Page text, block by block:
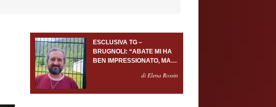
ESCLUSIVA TG –
BRUGNOLI: “ABATE MI HA
BEN IMPRESSIONATO, MA
PORTIERE SERVONOdi Elena Rossin